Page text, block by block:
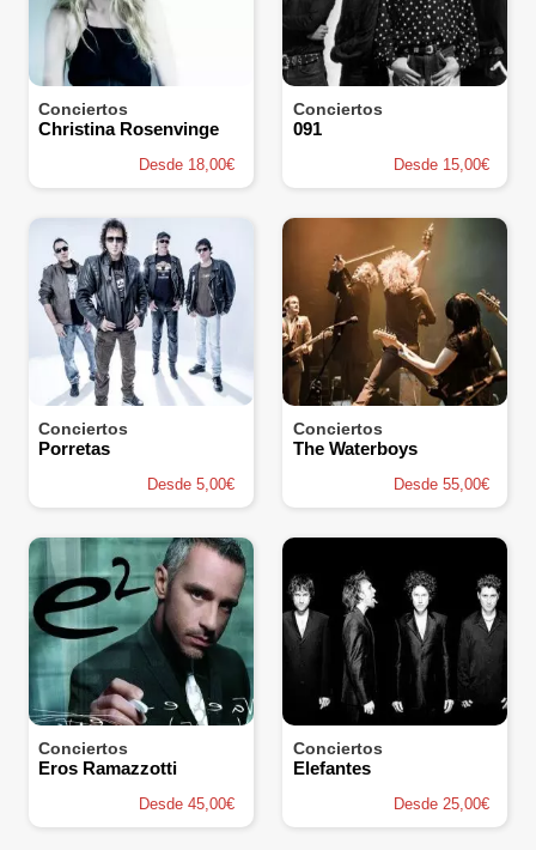
Conciertos
Christina Rosenvinge
Desde 18,00€
Conciertos
091
Desde 15,00€
Conciertos
Porretas
Desde 5,00€
Conciertos
The Waterboys
Desde 55,00€
Conciertos
Eros Ramazzotti
Desde 45,00€
Conciertos
Elefantes
Desde 25,00€